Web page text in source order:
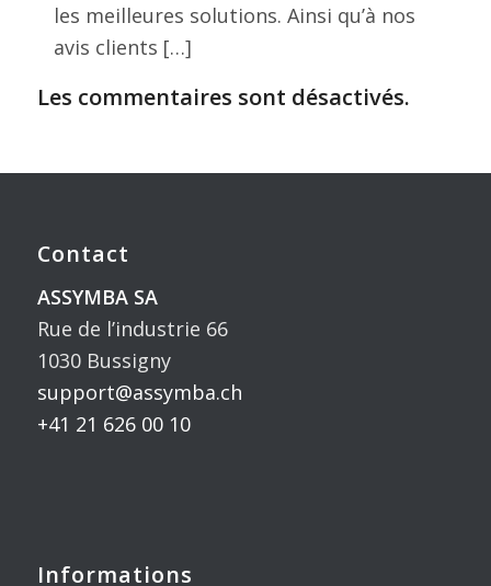
les meilleures solutions. Ainsi qu’à nos
avis clients […]
Les commentaires sont désactivés.
Contact
ASSYMBA SA
Rue de l’industrie 66
1030 Bussigny
support@assymba.ch
+41 21 626 00 10
Informations